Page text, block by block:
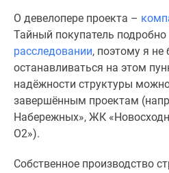
Москве
Готовые
коттеджные
поселки
Строящиеся
коттеджные
поселки
Коттеджные
О девелопере проекта –
Тайный покупатель подробно
расследовании, поэтому я не
останавливаться на этом
надёжности структуры
завершённым проектам
Набережных», ЖК
О2»).
Собственное производство